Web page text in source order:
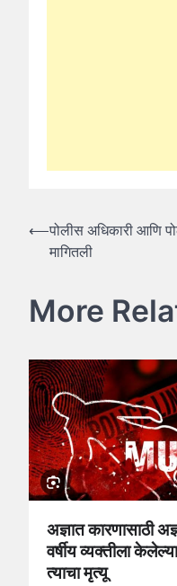
Post
navigation
⟵पोलीस अधिकारी आणि
मागितली
More
अज्ञात कारणासाठी
वर्षीय व्यक्तीला
त्याचा मृत्यू